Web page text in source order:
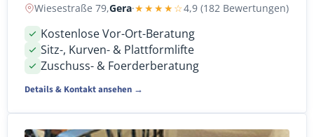
Wiesestraße 79,Gera·★★★★☆4,9 (182 Bewertungen)
Kostenlose Vor-Ort-Beratung
Sitz-, Kurven- & Plattformlifte
Zuschuss- & Foerderberatung
Details & Kontakt ansehen →